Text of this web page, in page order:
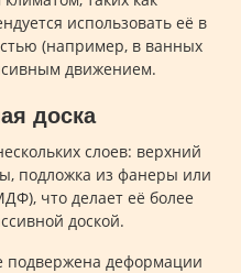
использовать её в
(например, в ванных
движением.
доска
слоев: верхний
подложка из фанеры или
что делает её более
доской.
подвержена деформации